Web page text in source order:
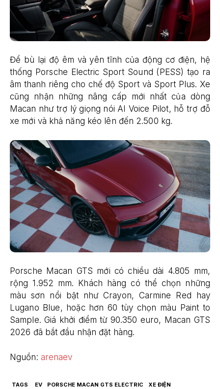
Để bù lại độ êm và yên tĩnh của động cơ điện, hệ
thống Porsche Electric Sport Sound (PESS) tạo ra
âm thanh riêng cho chế độ Sport và Sport Plus. Xe
cũng nhận những nâng cấp mới nhất của dòng
Macan như trợ lý giọng nói AI Voice Pilot, hỗ trợ đỗ
xe mới và khả năng kéo lên đến 2.500 kg.
Porsche Macan GTS mới có chiều dài 4.805 mm,
rộng 1.952 mm. Khách hàng có thể chọn những
màu sơn nổi bật như Crayon, Carmine Red hay
Lugano Blue, hoặc hơn 60 tùy chọn màu Paint to
Sample. Giá khởi điểm từ 90.350 euro, Macan GTS
2026 đã bắt đầu nhận đặt hàng.
Nguồn: arenaev
TAGS EV PORSCHE MACAN GTS ELECTRIC XE ĐIỆN